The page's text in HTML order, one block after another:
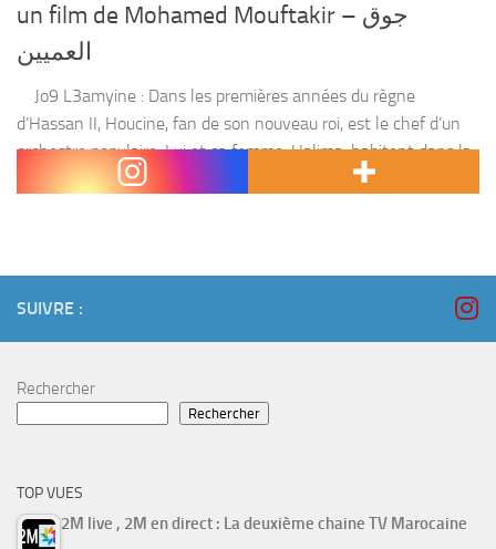
un film de Mohamed Mouftakir – جوق
العميين
Jo9 L3amyine : Dans les premières années du règne
d’Hassan II, Houcine, fan de son nouveau roi, est le chef d’un
orchestre populaire. Lui et sa femme, Halima, habitent dans la
maison...
SUIVRE :
Rechercher
Rechercher
TOP VUES
2M live , 2M en direct : La deuxième chaine TV Marocaine